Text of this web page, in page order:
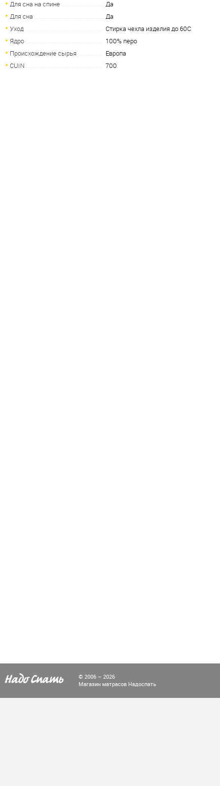
Для сна на спине
Да
Для сна
Да
Уход
Стирка чехла изделия до 60С
Ядро
100% перо
Происхождение сырья
Европа
CUIN
700
© 2006 – 2026
Магазин матрасов Надоспать